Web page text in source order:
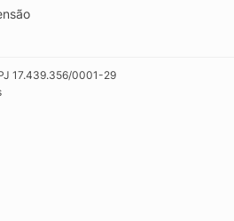
17.439.356/0001-29